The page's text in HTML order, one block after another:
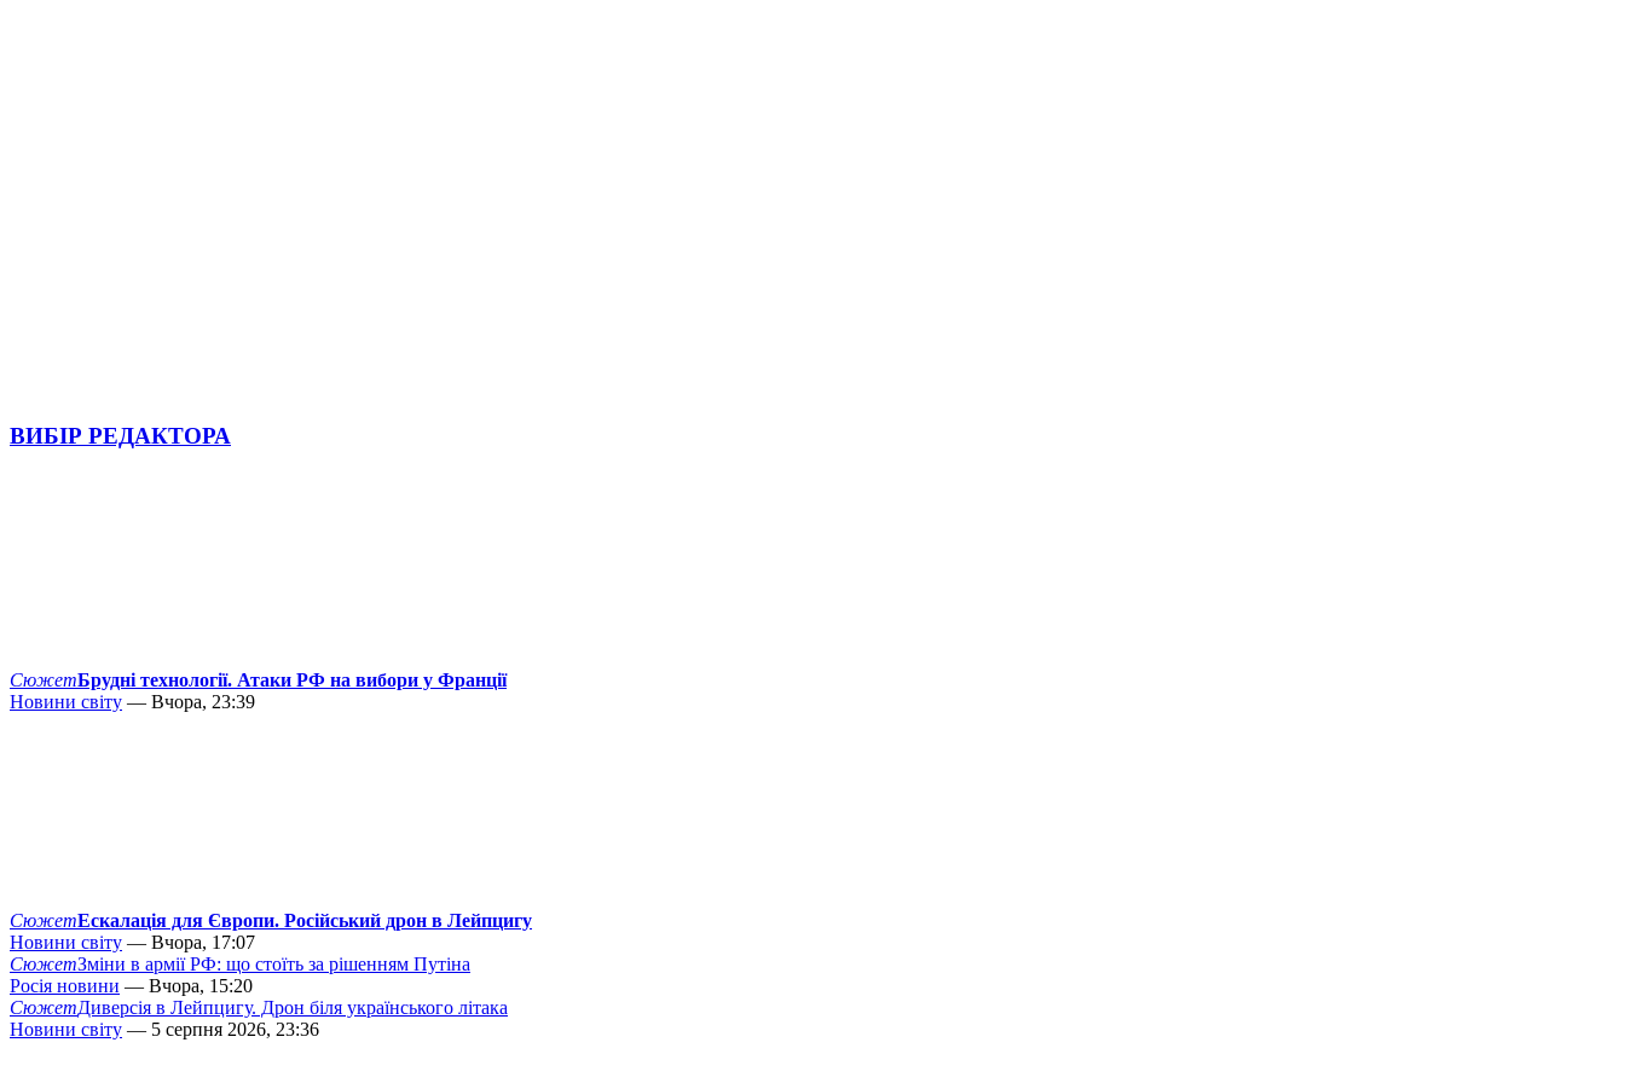
ВИБІР РЕДАКТОРА
СюжетБрудні технології. Атаки РФ на вибори у Франції
Новини світу — Вчора, 23:39
СюжетЕскалація для Європи. Російський дрон в Лейпцигу
Новини світу — Вчора, 17:07
СюжетЗміни в армії РФ: що стоїть за рішенням Путіна
Росія новини — Вчора, 15:20
СюжетДиверсія в Лейпцигу. Дрон біля українського літака
Новини світу — 5 серпня 2026, 23:36